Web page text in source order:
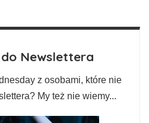
Newslettera
z osobami, które nie
My też nie wiemy...